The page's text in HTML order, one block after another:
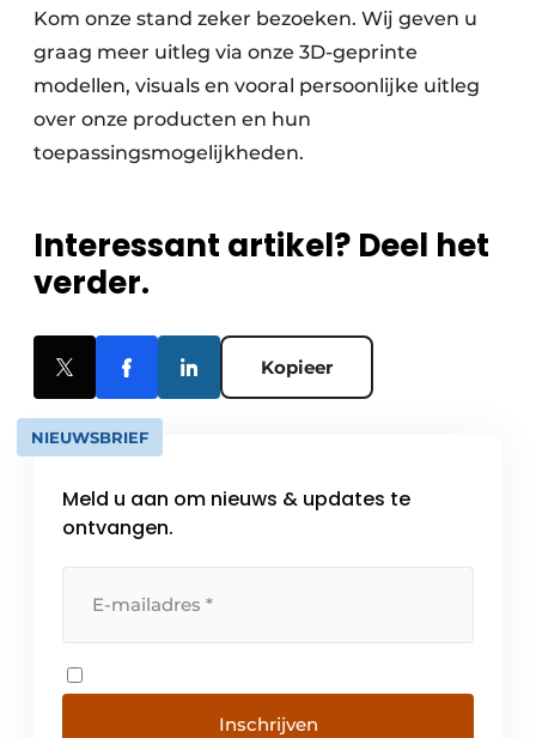
Kom onze stand zeker bezoeken. Wij geven u
graag meer uitleg via onze 3D-geprinte
modellen, visuals en vooral persoonlijke uitleg
over onze producten en hun
toepassingsmogelijkheden.
Interessant artikel? Deel het
verder.
Kopieer
NIEUWSBRIEF
Meld u aan om nieuws & updates te
ontvangen.
Inschrijven